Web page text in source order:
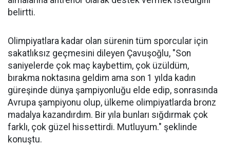
belirtti.
Olimpiyatlara kadar olan sürenin tüm sporcular için
sakatlıksız geçmesini dileyen Çavuşoğlu, "Son
saniyelerde çok maç kaybettim, çok üzüldüm,
bırakma noktasına geldim ama son 1 yılda kadın
güreşinde dünya şampiyonluğu elde edip, sonrasında
Avrupa şampiyonu olup, ülkeme olimpiyatlarda bronz
madalya kazandırdım. Bir yıla bunları sığdırmak çok
farklı, çok güzel hissettirdi. Mutluyum." şeklinde
konuştu.